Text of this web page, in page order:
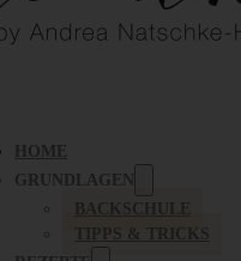
HOME
GRUNDLAGEN
BACKSCHULE
TIPPS & TRICKS